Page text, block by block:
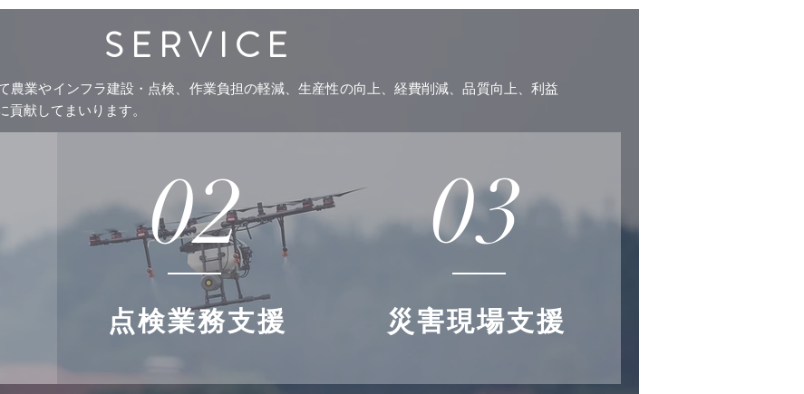
S E R V I C E
農業やインフラ建設・点検、作業負担の軽減、生産性の向上、経費削減、品質向上、利益
貢献してまいります。
02
点検業務支援
03
災害現場支援